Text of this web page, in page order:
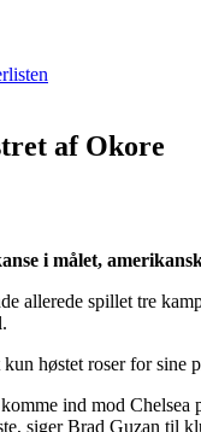
af Okore
i målet,
allerede spillet tre
høstet roser for
ind mod
siger Brad Guzan til